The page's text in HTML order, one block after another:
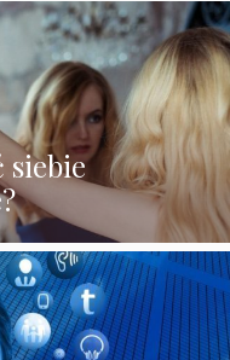
siebie